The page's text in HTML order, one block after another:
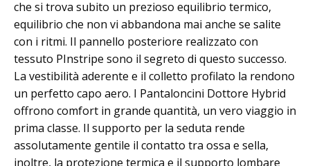
che si trova subito un prezioso equilibrio termico,
equilibrio che non vi abbandona mai anche se salite
con i ritmi. Il pannello posteriore realizzato con
tessuto PInstripe sono il segreto di questo successo.
La vestibilità aderente e il colletto profilato la rendono
un perfetto capo aero. I Pantaloncini Dottore Hybrid
offrono comfort in grande quantità, un vero viaggio in
prima classe. Il supporto per la seduta rende
assolutamente gentile il contatto tra ossa e sella,
inoltre, la protezione termica e il supporto lombare